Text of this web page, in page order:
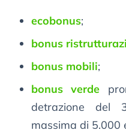
ecobonus;
bonus
bonus mobili;
bonus verde
detrazione del
massima di 5.000